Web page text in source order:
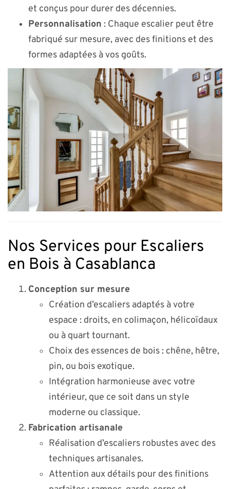
et conçus pour durer des décennies.
Personnalisation : Chaque escalier peut être
fabriqué sur mesure, avec des finitions et des
formes adaptées à vos goûts.
Nos Services pour Escaliers
en Bois à Casablanca
Conception sur mesure
Création d’escaliers adaptés à votre
espace : droits, en colimaçon, hélicoïdaux
ou à quart tournant.
Choix des essences de bois : chêne, hêtre,
pin, ou bois exotique.
Intégration harmonieuse avec votre
intérieur, que ce soit dans un style
moderne ou classique.
Fabrication artisanale
Réalisation d’escaliers robustes avec des
techniques artisanales.
Attention aux détails pour des finitions